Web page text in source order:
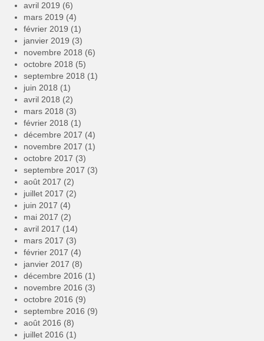
avril 2019 (6)
mars 2019 (4)
février 2019 (1)
janvier 2019 (3)
novembre 2018 (6)
octobre 2018 (5)
septembre 2018 (1)
juin 2018 (1)
avril 2018 (2)
mars 2018 (3)
février 2018 (1)
décembre 2017 (4)
novembre 2017 (1)
octobre 2017 (3)
septembre 2017 (3)
août 2017 (2)
juillet 2017 (2)
juin 2017 (4)
mai 2017 (2)
avril 2017 (14)
mars 2017 (3)
février 2017 (4)
janvier 2017 (8)
décembre 2016 (1)
novembre 2016 (3)
octobre 2016 (9)
septembre 2016 (9)
août 2016 (8)
juillet 2016 (1)